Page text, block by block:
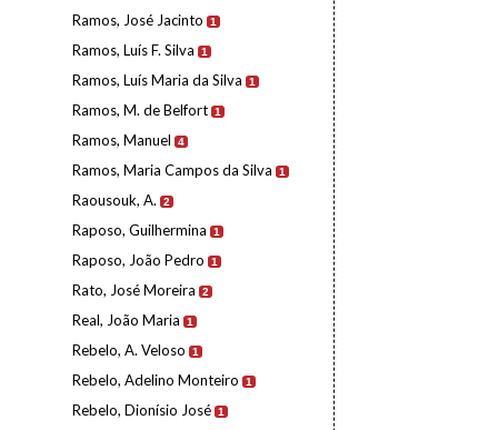
Ramos, José Jacinto 1
Ramos, Luís F. Silva 1
Ramos, Luís Maria da Silva 1
Ramos, M. de Belfort 1
Ramos, Manuel 4
Ramos, Maria Campos da Silva 1
Raousouk, A. 2
Raposo, Guilhermina 1
Raposo, João Pedro 1
Rato, José Moreira 2
Real, João Maria 1
Rebelo, A. Veloso 1
Rebelo, Adelino Monteiro 1
Rebelo, Dionísio José 1